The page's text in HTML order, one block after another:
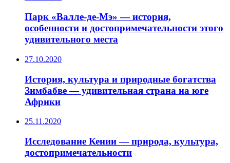
Парк «Валле-де-Мэ» — история,
особенности и достопримечательности этого
удивительного места
27.10.2020
История, культура и природные богатства
Зимбабве — удивительная страна на юге
Африки
25.11.2020
Исследование Кении — природа, культура,
достопримечательности